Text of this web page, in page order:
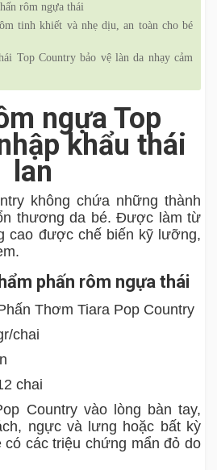
rôm ngựa thái
tinh khiết và nhẹ dịu, an toàn cho bé
Top Country bảo vệ làn da nhạy cảm
ngựa Top
khẩu thái
lan
không chứa những thành
thương da bé. Được làm từ
cao được chế biến kỹ lưỡng,
phấn rôm ngựa thái
Thơm Tiara Pop Country
chai
chai
Country vào lòng bàn tay,
ngực và lưng hoặc bất kỳ
có các triệu chứng mẩn đỏ do